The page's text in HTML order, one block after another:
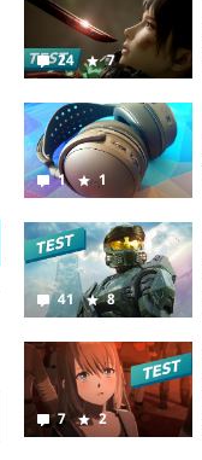
24 7
1 1
41 8
7 2